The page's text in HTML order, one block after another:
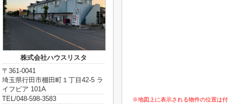
※地図上に表示される物件の位置は
株式会社ハウスリスタ
〒361-0041
埼玉県行田市棚田町１丁目42-5 ラ
イフピア 101A
TEL/048-598-3583